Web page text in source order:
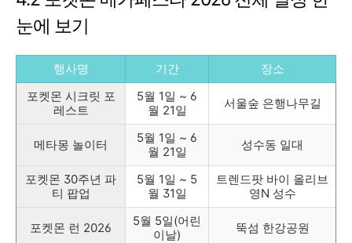
눈에 보기
행사명 기간
장소
포켓몬 시크릿 포
레스트
5월 1일 ~ 6
월 21일
서울숲 은행나무길
메타몽 놀이터
5월 1일 ~ 6
월 21일
성수동 일대
포켓몬 30주년 파
티 팝업
5월 1일 ~ 5
월 31일
트렌드팟 바이 올리브
영N 성수
포켓몬 런 2026
5월 5일(어린
이날)
뚝섬 한강공원